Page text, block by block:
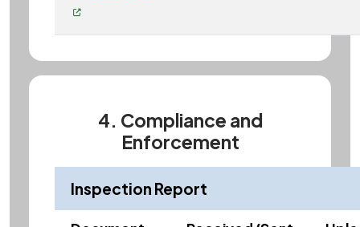
4. Compliance and
Enforcement
Inspection Report